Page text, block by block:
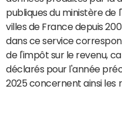
publiques du ministère de
villes de France depuis
dans ce service
de l'impôt sur le revenu,
déclarés pour l'année
2025 concernent ainsi les